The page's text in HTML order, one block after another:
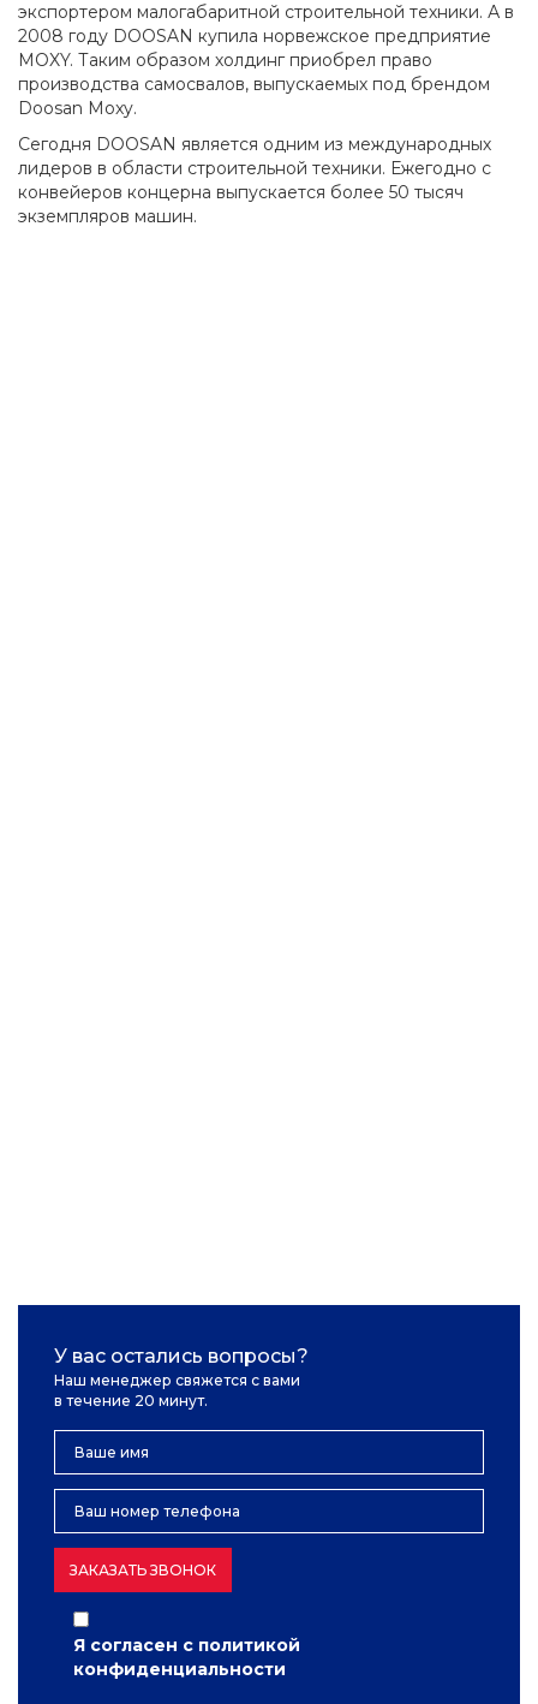
экспортером малогабаритной строительной техники. А в
2008 году DOOSAN купила норвежское предприятие
MOXY. Таким образом холдинг приобрел право
производства самосвалов, выпускаемых под брендом
Doosan Moxy.
Сегодня DOOSAN является одним из международных
лидеров в области строительной техники. Ежегодно с
конвейеров концерна выпускается более 50 тысяч
экземпляров машин.
У вас остались вопросы?
Наш менеджер свяжется с вами
в течение 20 минут.
ЗАКАЗАТЬ ЗВОНОК
Я согласен с политикой
конфиденциальности